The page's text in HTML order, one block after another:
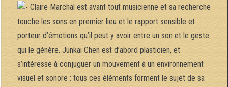
Claire Marchal est avant tout musicienne et sa recherche
touche les sons en premier lieu et le rapport sensible et
porteur d’émotions qu’il peut y avoir entre un son et le geste
qui le génère. Junkai Chen est d’abord plasticien, et
s’intéresse à conjuguer un mouvement à un environnement
visuel et sonore : tous ces éléments forment le sujet de sa